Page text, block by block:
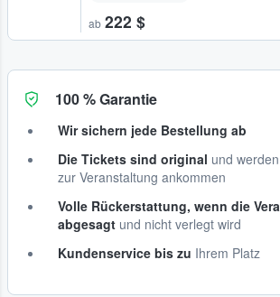
ab 222 $
100 % Garantie
Wir sichern jede Bestellung ab
Die Tickets sind original und
zur Veranstaltung ankommen
Volle Rückerstattung, wenn die
abgesagt und nicht verlegt wird
Kundenservice bis zu Ihrem Platz